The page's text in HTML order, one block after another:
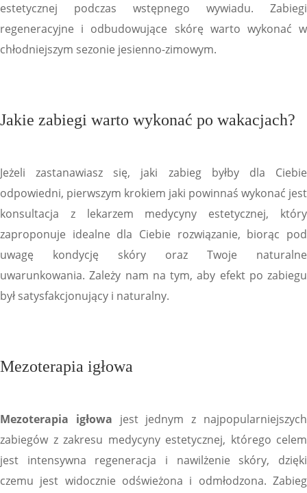
estetycznej podczas wstępnego wywiadu. Zabiegi
regeneracyjne i odbudowujące skórę warto wykonać w
chłodniejszym sezonie jesienno-zimowym.
Jakie zabiegi warto wykonać po wakacjach?
Jeżeli zastanawiasz się, jaki zabieg byłby dla Ciebie
odpowiedni, pierwszym krokiem jaki powinnaś wykonać jest
konsultacja z lekarzem medycyny estetycznej, który
zaproponuje idealne dla Ciebie rozwiązanie, biorąc pod
uwagę kondycję skóry oraz Twoje naturalne
uwarunkowania. Zależy nam na tym, aby efekt po zabiegu
był satysfakcjonujący i naturalny.
Mezoterapia igłowa
Mezoterapia igłowa jest jednym z najpopularniejszych
zabiegów z zakresu medycyny estetycznej, którego celem
jest intensywna regeneracja i nawilżenie skóry, dzięki
czemu jest widocznie odświeżona i odmłodzona. Zabieg